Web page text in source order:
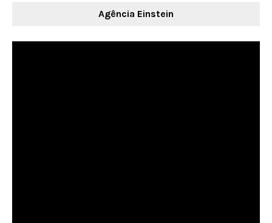
Agência Einstein